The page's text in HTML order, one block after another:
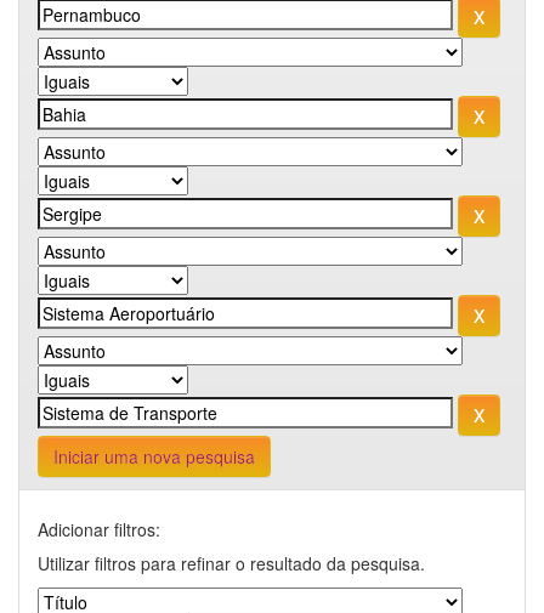
Iniciar uma nova pesquisa
Adicionar filtros:
Utilizar filtros para refinar o resultado da pesquisa.